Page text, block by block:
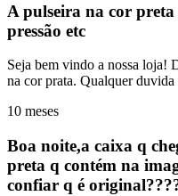
A pulseira na cor
pressão etc
Seja bem vindo a nossa loja!
na cor prata. Qualquer duvida
10 meses
Boa noite,a caixa q
preta q contém na
confiar q é